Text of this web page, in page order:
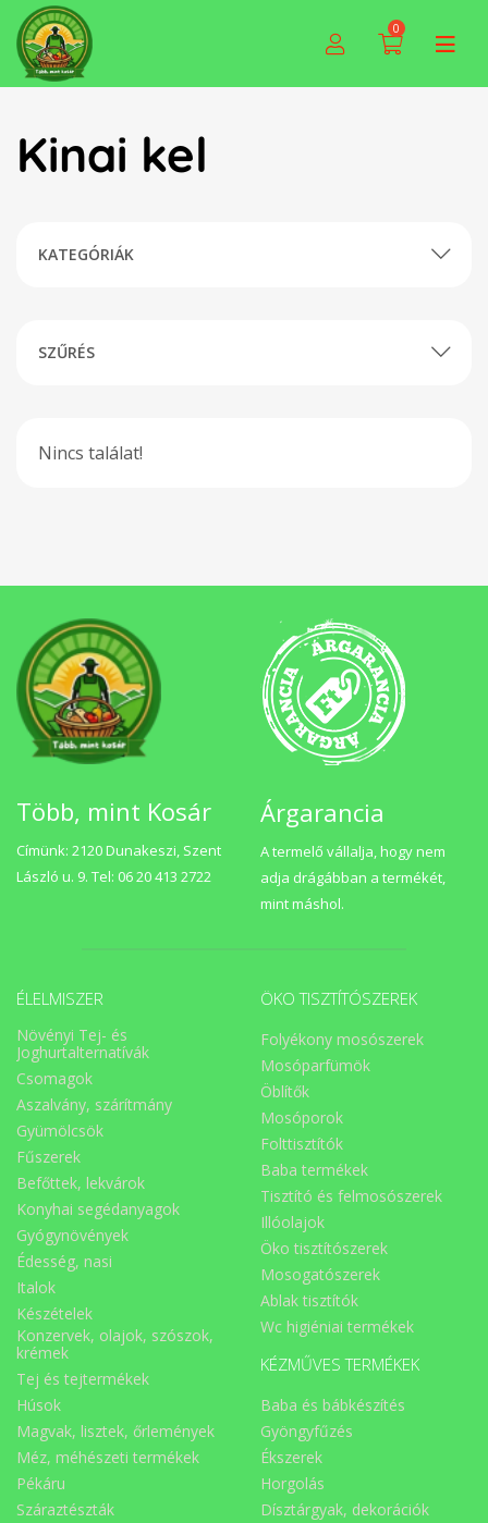
0
Kinai kel
KATEGÓRIÁK
SZŰRÉS
Nincs találat!
Több, mint Kosár
Címünk: 2120 Dunakeszi, Szent
László u. 9. Tel: 06 20 413 2722
Árgarancia
A termelő vállalja, hogy nem
adja drágábban a termékét,
mint máshol.
ÉLELMISZER
Növényi Tej- és
Joghurtalternatívák
Csomagok
Aszalvány, szárítmány
Gyümölcsök
Fűszerek
Befőttek, lekvárok
Konyhai segédanyagok
Gyógynövények
Édesség, nasi
Italok
Készételek
Konzervek, olajok, szószok,
krémek
Tej és tejtermékek
Húsok
Magvak, lisztek, őrlemények
Méz, méhészeti termékek
Pékáru
Száraztészták
ÖKO TISZTÍTÓSZEREK
Folyékony mosószerek
Mosóparfümök
Öblítők
Mosóporok
Folttisztítók
Baba termékek
Tisztító és felmosószerek
Illóolajok
Öko tisztítószerek
Mosogatószerek
Ablak tisztítók
Wc higiéniai termékek
KÉZMŰVES TERMÉKEK
Baba és bábkészítés
Gyöngyfűzés
Ékszerek
Horgolás
Dísztárgyak, dekorációk